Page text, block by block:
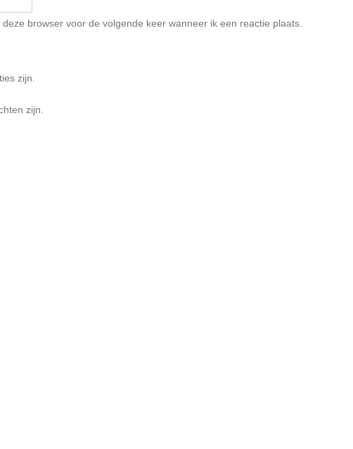
browser voor de volgende keer wanneer ik een reactie plaats.
zijn.
zijn.